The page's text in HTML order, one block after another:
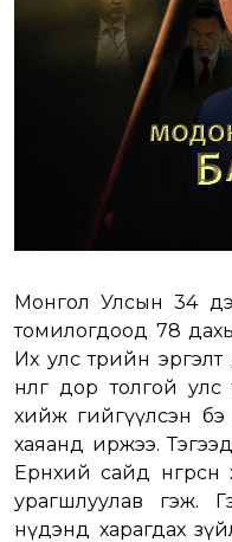
Монгол Улсын 34
томилогдоод 78 дахь
Их улс төрийн эргэлт
нөөлөг дор толгой
хийж гийгүүлсэн бэ
хаяанд иржээ.
Ерөнхий сайд
урагшлуулав гэж.
нүдэнд харагдах